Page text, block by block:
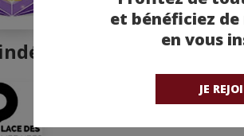
et bénéficiez de
en vous
JE